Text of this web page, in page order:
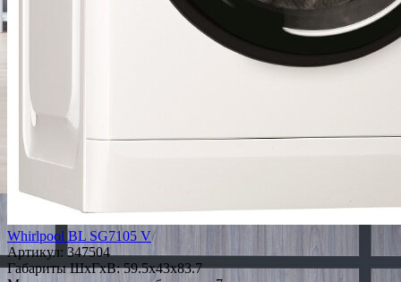
Whirlpool BL SG7105 V
Артикул: 347504
Габариты ШxГxВ: 59.5x43x83.7